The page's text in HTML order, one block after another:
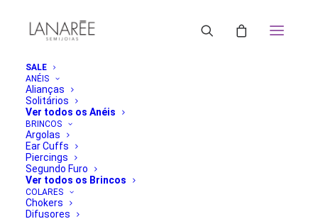
SALE
ANÉIS
Alianças
Solitários
Ver todos os Anéis
BRINCOS
Argolas
Ear Cuffs
Piercings
Segundo Furo
Ver todos os Brincos
COLARES
Chokers
Difusores